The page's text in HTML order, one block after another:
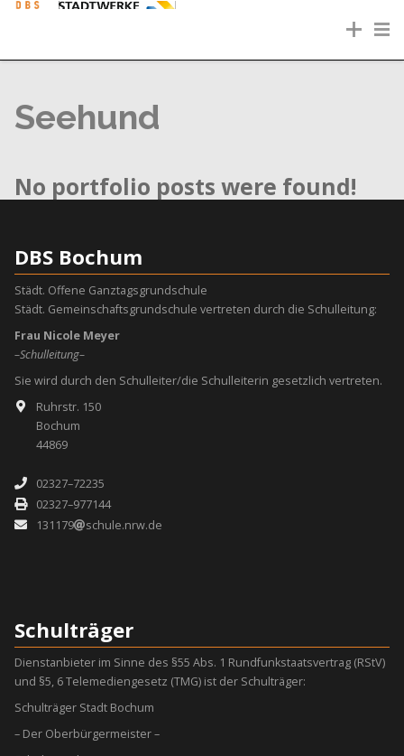
Seehund
No portfolio posts were found!
DBS Bochum
Städt. Offene Ganztagsgrundschule
Städt. Gemeinschaftsgrundschule vertreten durch die Schulleitung:
Frau Nicole Meyer
–Schulleitung–
Sie wird durch den Schulleiter/die Schulleiterin gesetzlich vertreten.
Ruhrstr. 150
Bochum
44869
02327–72235
02327–977144
131179
schule.nrw.de
Schulträger
Dienstanbieter im Sinne des §55 Abs. 1 Rundfunkstaatsvertrag (RStV)
und §5, 6 Telemediengesetz (TMG) ist der Schulträger:
Schulträger Stadt Bochum
– Der Oberbürgermeister –